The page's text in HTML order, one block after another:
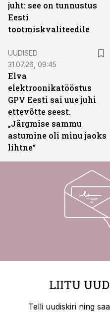
juht: see on tunnustus
Eesti
tootmiskvaliteedile
UUDISED
31.07.26, 09:45
Elva
elektroonikatööstus
GPV Eesti sai uue juhi
ettevõtte seest.
„Järgmise sammu
astumine oli minu jaoks
lihtne“
LIITU
Telli uudiskiri ning